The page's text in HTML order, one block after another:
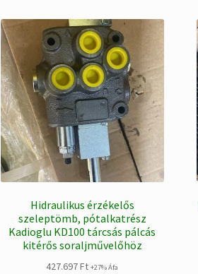
Hidraulikus érzékelős
szeleptömb, pótalkatrész
Kadioglu KD100 tárcsás pálcás
kitérős soraljművelőhöz
427.697Ft +27% Áfa